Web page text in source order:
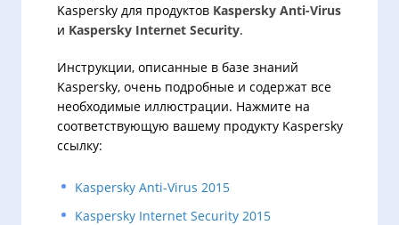
Kaspersky для продуктов Kaspersky Anti-Virus
и Kaspersky Internet Security.
Инструкции, описанные в базе знаний
Kaspersky, очень подробные и содержат все
необходимые иллюстрации. Нажмите на
соответствующую вашему продукту Kaspersky
ссылку:
Kaspersky Anti-Virus 2015
Kaspersky Internet Security 2015